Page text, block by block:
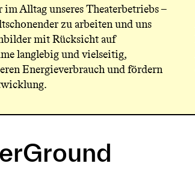
Alltag unseres Theaterbetriebs –
zu arbeiten und uns
mit Rücksicht auf
langlebig und vielseitig,
Energieverbrauch und fördern